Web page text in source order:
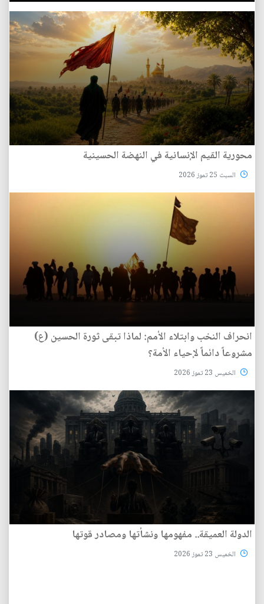
محورية القيم الإنسانية في النهضة الحسينية
السبت 25 تموز 2026
انحراف النخب وابتلاء الأمم: لماذا تبقى ثورة الحسين (ع)
مشروعاً دائماً لإحياء الأمة؟
الخميس 23 تموز 2026
الدولة العميقة.. مفهومها ونشأتها ومصادر قوتها
الخميس 23 تموز 2026